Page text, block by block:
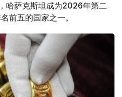
哈萨克斯坦成为2026年第二
前五的国家之一。